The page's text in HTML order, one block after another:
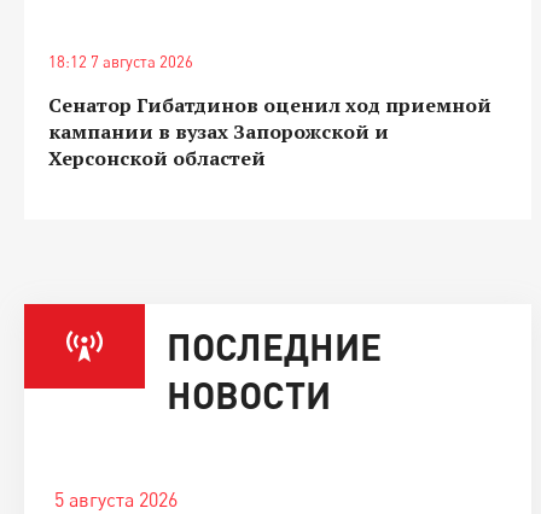
18:12 7 августа 2026
Сенатор Гибатдинов оценил ход приемной
кампании в вузах Запорожской и
Херсонской областей
ПОСЛЕДНИЕ
НОВОСТИ
5 августа 2026